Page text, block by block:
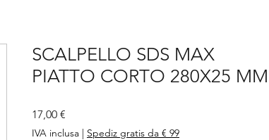
SCALPELLO SDS MAX
PIATTO CORTO 280X25 MM
17,00 €
IVA inclusa | Spediz gratis da € 99